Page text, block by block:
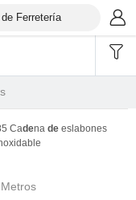
Cadena de eslabones